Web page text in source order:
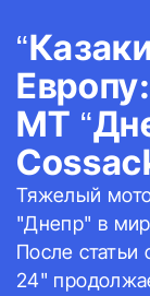
МТ
Тяжелый
"Днепр" в
После статьи
24"